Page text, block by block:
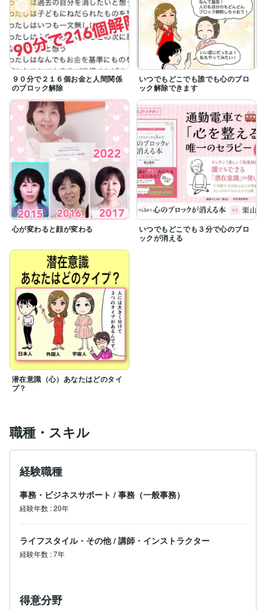
９０分で２１６個お金と人間関係
のブロック解除
いつでもどこでも誰でも心のブロ
ック解除できます
心が変わると顔が変わる
いつでもどこでも３分で心のブロ
ックが消える
潜在意識（心）あなたはどのタイ
プ？
職種・スキル
経験職種
事務・ビジネスサポート / 事務（一般事務）
経験年数 :20年
ライフスタイル・その他 / 講師・インストラクター
経験年数 :7年
得意分野